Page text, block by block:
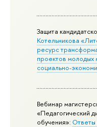
Защита
Котельникова
ресурс
проектов молодых
социально-
Вебинар
«Педагогический
обучения»: Ответы